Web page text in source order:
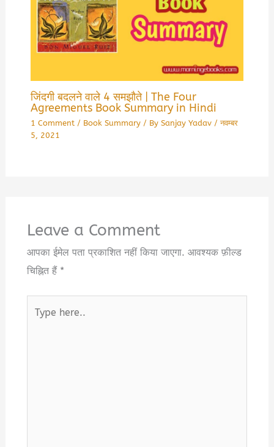
जिंदगी बदलने वाले 4 समझौते | The Four
Agreements Book Summary in Hindi
1 Comment / Book Summary/ By Sanjay Yadav /नवम्बर
5, 2021
Leave a Comment
आपका ईमेल पता प्रकाशित नहीं किया जाएगा. आवश्यक फ़ील्ड
चिह्नित हैं *
here..